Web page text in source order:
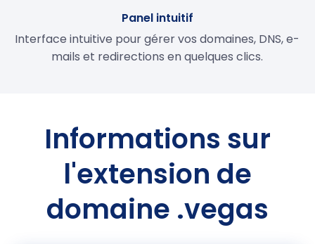
Panel intuitif
Interface intuitive pour gérer vos domaines, DNS, e-
mails et redirections en quelques clics.
Informations sur
l'extension de
domaine .vegas